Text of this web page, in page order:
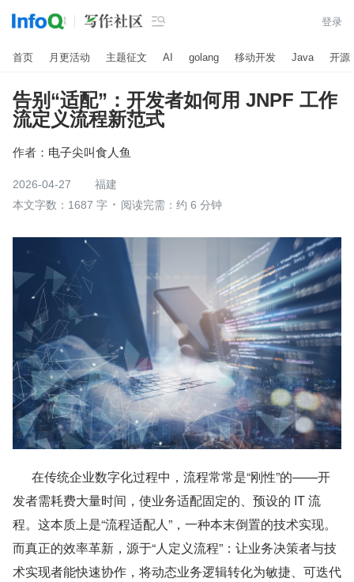
 登录
首页 月更活动 主题征文 AI golang 移动开发 Java 开源
告别“适配”：开发者如何用 JNPF 工作
流定义流程新范式
作者： 电子尖叫食人鱼
2026-04-27
福建
本文字数：1687 字
阅读完需：约 6 分钟
发者需耗费大量时间，使业务适配固定的、预设的 IT 流
程。这本质上是“流程适配人”，一种本末倒置的技术实现。
而真正的效率革新，源于“人定义流程”：让业务决策者与技
术实现者能快速协作，将动态业务逻辑转化为敏捷、可迭代